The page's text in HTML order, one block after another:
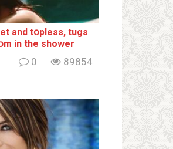
and tօpless, tugs
in the shower
0 89854